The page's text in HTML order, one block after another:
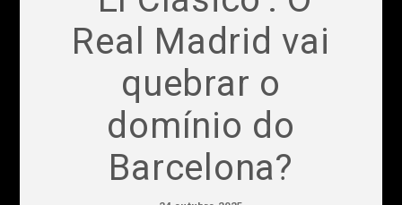
Real Madrid vai
quebrar o
domínio do
Barcelona?